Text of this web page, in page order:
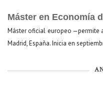
Máster en Economía
Máster oficial europeo —permite
Madrid, España. Inicia en